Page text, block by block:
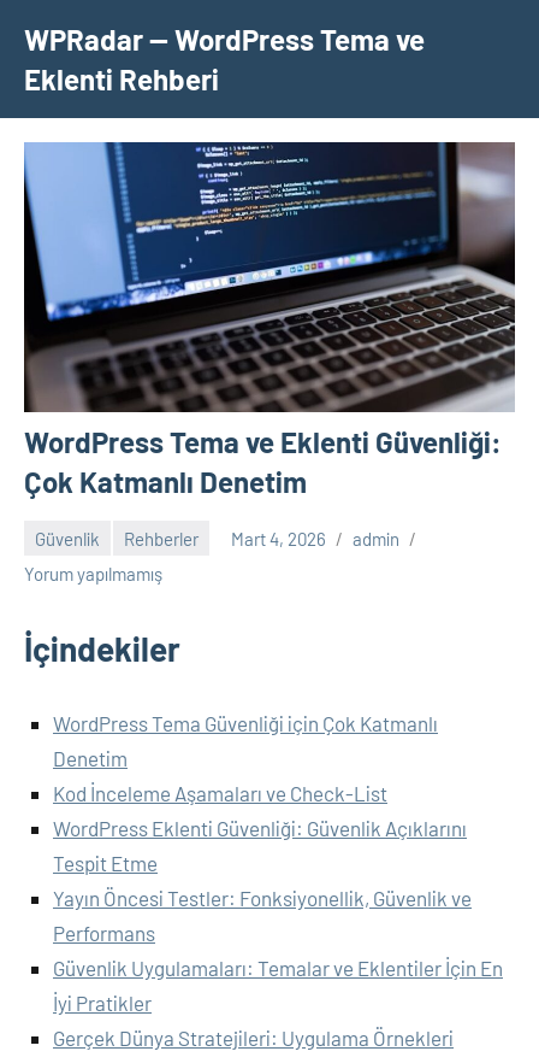
geçWPRadar — WordPress Tema ve
Eklenti Rehberi
WordPress Tema ve Eklenti Güvenliği:
Çok Katmanlı Denetim
Güvenlik Rehberler Mart 4, 2026
admin
Yorum yapılmamış
İçindekiler
WordPress Tema Güvenliği için Çok Katmanlı
Denetim
Kod İnceleme Aşamaları ve Check-List
WordPress Eklenti Güvenliği: Güvenlik Açıklarını
Tespit Etme
Yayın Öncesi Testler: Fonksiyonellik, Güvenlik ve
Performans
Güvenlik Uygulamaları: Temalar ve Eklentiler İçin En
İyi Pratikler
Gerçek Dünya Stratejileri: Uygulama Örnekleri